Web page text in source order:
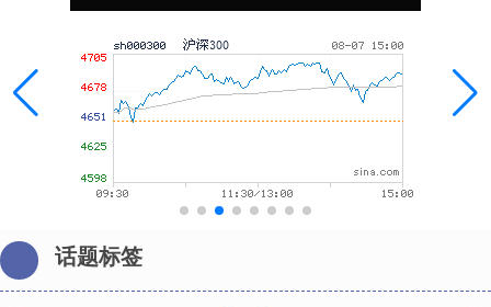
话题标签